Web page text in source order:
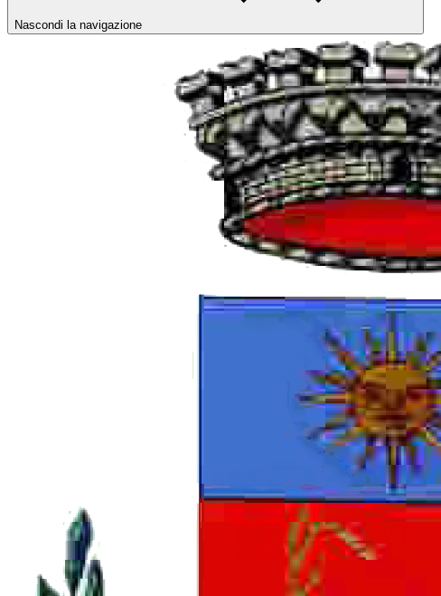
Nascondi la navigazione